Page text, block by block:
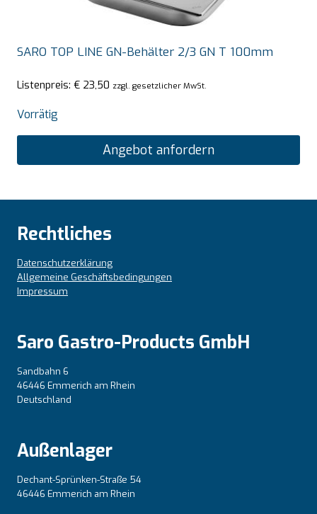
SARO TOP LINE GN-Behälter 2/3 GN T 100mm
Listenpreis: € 23,50 zzgl. gesetzlicher MwSt.
Vorrätig
Angebot anfordern
Rechtliches
Datenschutzerklärung
Allgemeine Geschäftsbedingungen
Impressum
Saro Gastro-Products GmbH
Sandbahn 6
46446 Emmerich am Rhein
Deutschland
Außenlager
Dechant-Sprünken-Straße 54
46446 Emmerich am Rhein